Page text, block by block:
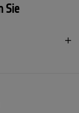
Sie